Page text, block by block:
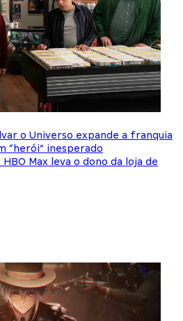
o Universo expande a franquia
“herói” inesperado
Max leva o dono da loja de